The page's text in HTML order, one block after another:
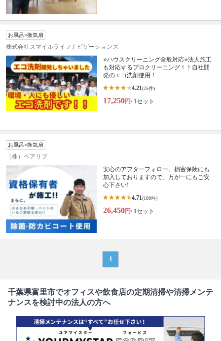
お風呂×換気扇
株式会社スマイルライフナビゲーションズ
⭐ハウスクリーニング全般対応⭐法人施工
も対応するプロクリーニング！！自社開
発のエコ洗剤使用！
4.21(25件)
17,250円/ 1セット
お風呂×換気扇
（株）ベアリブ
安心のアフターフォロー。損害保険にも
加入しておりますので、万が一にもご安
心下さい!
4.71(108件)
26,450円/ 1セット
1
千葉県富里市でオフィスや飲食店の定期清掃や清掃メンテ
ナンスを検討中の法人の方へ